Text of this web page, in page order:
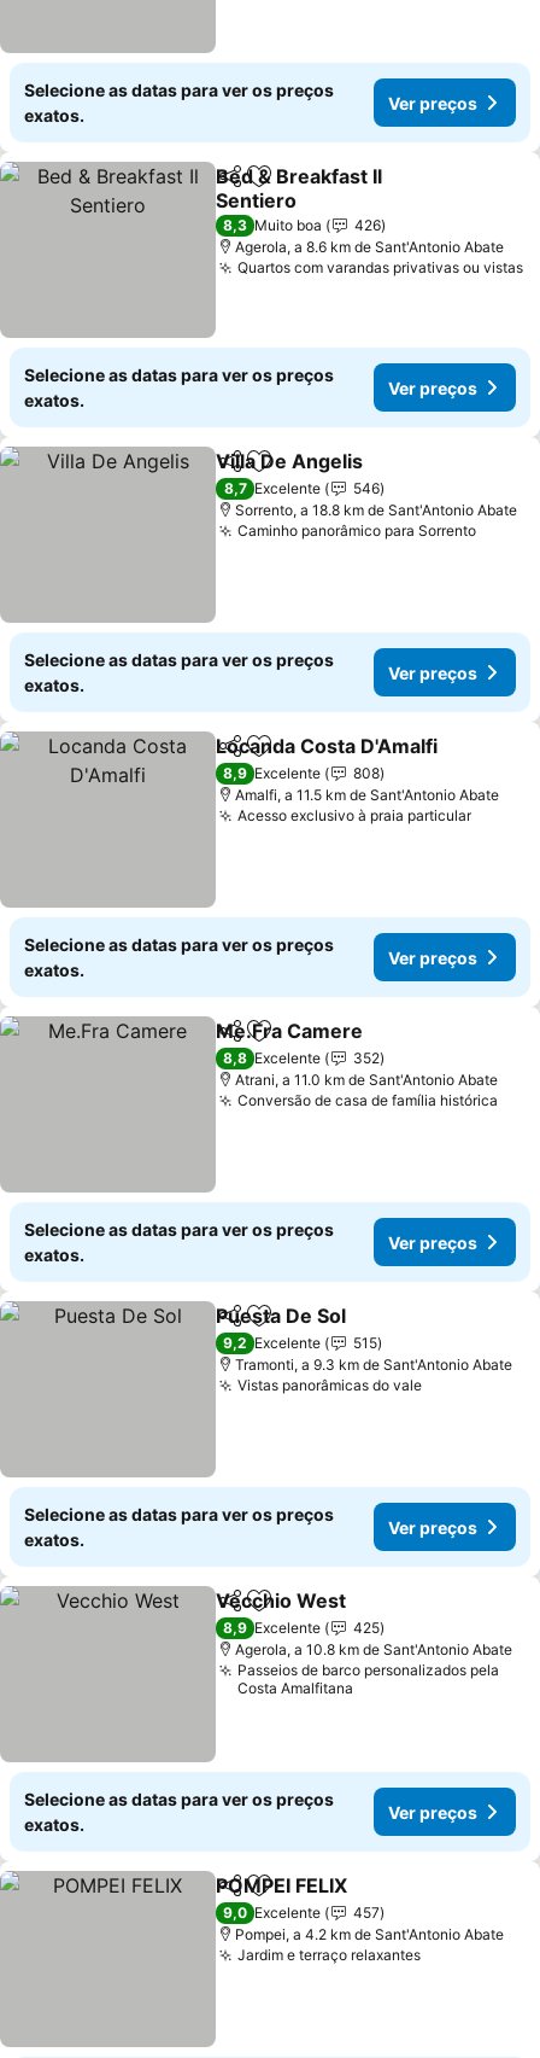
Selecione as datas para ver os preços
exatos.
Ver preços
PartilharAdicionar aos favoritos
Bed & Breakfast Il
Sentiero
8,3 Muito boa
426
Agerola, a 8.6 km de Sant'Antonio Abate
Quartos com varandas privativas ou vistas
Selecione as datas para ver os preços
exatos.
Ver preços
PartilharAdicionar aos favoritos
Villa De Angelis
8,7 Excelente
546
Sorrento, a 18.8 km de Sant'Antonio Abate
Caminho panorâmico para Sorrento
Selecione as datas para ver os preços
exatos.
Ver preços
PartilharAdicionar aos favoritos
Locanda Costa D'Amalfi
8,9 Excelente
808
Amalfi, a 11.5 km de Sant'Antonio Abate
Acesso exclusivo à praia particular
Selecione as datas para ver os preços
exatos.
Ver preços
PartilharAdicionar aos favoritos
Me.Fra Camere
8,8 Excelente
352
Atrani, a 11.0 km de Sant'Antonio Abate
Conversão de casa de família histórica
Selecione as datas para ver os preços
exatos.
Ver preços
PartilharAdicionar aos favoritos
Puesta De Sol
9,2 Excelente
515
Tramonti, a 9.3 km de Sant'Antonio Abate
Vistas panorâmicas do vale
Selecione as datas para ver os preços
exatos.
Ver preços
PartilharAdicionar aos favoritos
Vecchio West
8,9 Excelente
425
Agerola, a 10.8 km de Sant'Antonio Abate
Passeios de barco personalizados pela
Costa Amalfitana
Selecione as datas para ver os preços
exatos.
Ver preços
PartilharAdicionar aos favoritos
POMPEI FELIX
9,0 Excelente
457
Pompei, a 4.2 km de Sant'Antonio Abate
Jardim e terraço relaxantes